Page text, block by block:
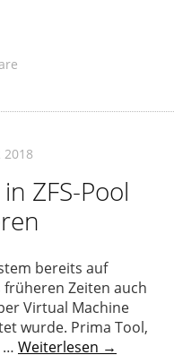
2018
ZFS-Pool
bereits auf
früheren Zeiten auch
Virtual Machine
wurde. Prima Tool,
… Weiterlesen →